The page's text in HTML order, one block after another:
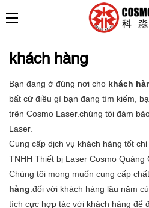
khách hàng
Bạn đang ở đúng nơi cho khách
bất cứ điều gì bạn đang tìm kiếm,
trên Cosmo Laser.chúng tôi đảm
Laser.
Cung cấp dịch vụ khách hàng tốt
TNHH Thiết bị Laser Cosmo Quảng
Chúng tôi mong muốn cung cấp
hàng.đối với khách hàng lâu năm
tích cực hợp tác với khách hàng để